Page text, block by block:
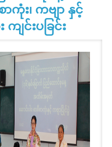
း၊ ကဗျာ နှင့်
ကျင်းပခြင်း